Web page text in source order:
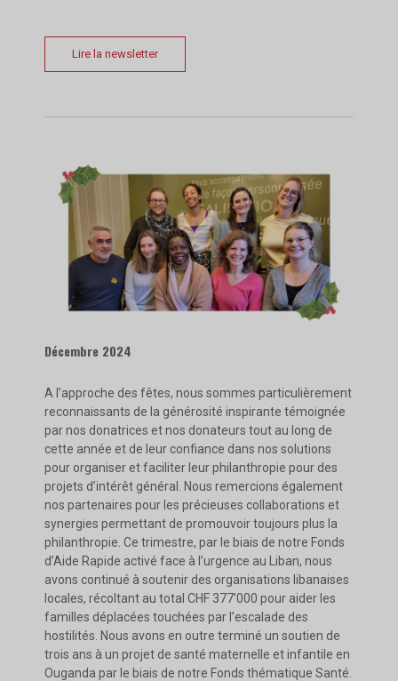
Lire la newsletter
Décembre 2024
A l’approche des fêtes, nous sommes particulièrement
reconnaissants de la générosité inspirante témoignée
par nos donatrices et nos donateurs tout au long de
cette année et de leur confiance dans nos solutions
pour organiser et faciliter leur philanthropie pour des
projets d’intérêt général. Nous remercions également
nos partenaires pour les précieuses collaborations et
synergies permettant de promouvoir toujours plus la
philanthropie. Ce trimestre, par le biais de notre Fonds
d’Aide Rapide activé face à l’urgence au Liban, nous
avons continué à soutenir des organisations libanaises
locales, récoltant au total CHF 377’000 pour aider les
familles déplacées touchées par l’escalade des
hostilités. Nous avons en outre terminé un soutien de
trois ans à un projet de santé maternelle et infantile en
Ouganda par le biais de notre Fonds thématique Santé.